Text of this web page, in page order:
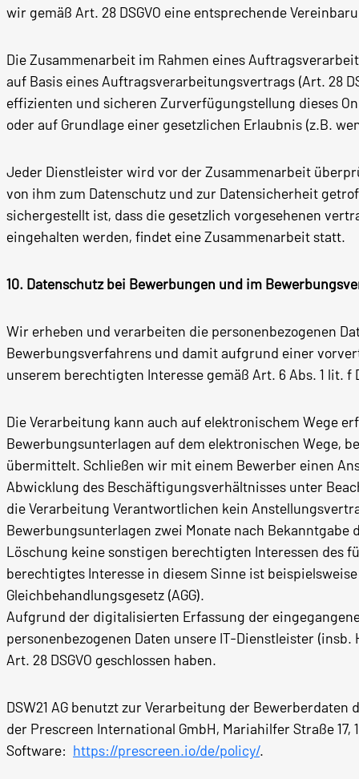
wir gemäß Art. 28 DSGVO eine entsprechende
Die Zusammenarbeit im Rahmen eines
auf Basis eines Auftragsverarbeitungsvertrags (Art. 28
effizienten und sicheren Zurverfügungstellung dieses
oder auf Grundlage einer gesetzlichen Erlaubnis (z.B.
Jeder Dienstleister wird vor der Zusammenarbeit
von ihm zum Datenschutz und zur Datensicherheit
sichergestellt ist, dass die gesetzlich vorgesehenen
eingehalten werden, findet eine Zusammenarbeit statt.
10. Datenschutz bei Bewerbungen und im
Wir erheben und verarbeiten die personenbezogenen
Bewerbungsverfahrens und damit aufgrund einer
unserem berechtigten Interesse gemäß Art. 6 Abs. 1 lit. f
Die Verarbeitung kann auch auf elektronischem Wege
Bewerbungsunterlagen auf dem elektronischen Wege,
übermittelt. Schließen wir mit einem Bewerber einen
Abwicklung des Beschäftigungsverhältnisses unter
die Verarbeitung Verantwortlichen kein
Bewerbungsunterlagen zwei Monate nach
Löschung keine sonstigen berechtigten Interessen des
berechtigtes Interesse in diesem Sinne ist
Gleichbehandlungsgesetz (AGG).
Aufgrund der digitalisierten Erfassung der
personenbezogenen Daten unsere IT-Dienstleister
Art. 28 DSGVO geschlossen haben.
DSW21 AG benutzt zur Verarbeitung der
der Prescreen International GmbH, Mariahilfer Straße
Software: https://prescreen.io/de/policy/.